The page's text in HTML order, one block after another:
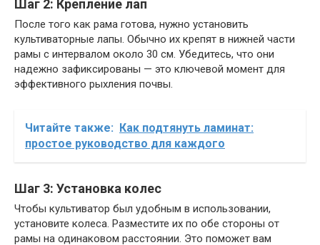
Шаг 2: Крепление лап
После того как рама готова, нужно установить
культиваторные лапы. Обычно их крепят в нижней части
рамы с интервалом около 30 см. Убедитесь, что они
надежно зафиксированы — это ключевой момент для
эффективного рыхления почвы.
Читайте также: Как подтянуть ламинат:
простое руководство для каждого
Шаг 3: Установка колес
Чтобы культиватор был удобным в использовании,
установите колеса. Разместите их по обе стороны от
рамы на одинаковом расстоянии. Это поможет вам